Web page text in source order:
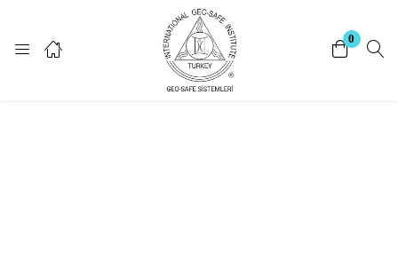
0
Giriş Yap